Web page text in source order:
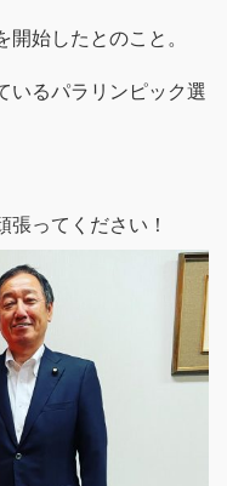
始したとのこと。
いるパラリンピック選
ってください！